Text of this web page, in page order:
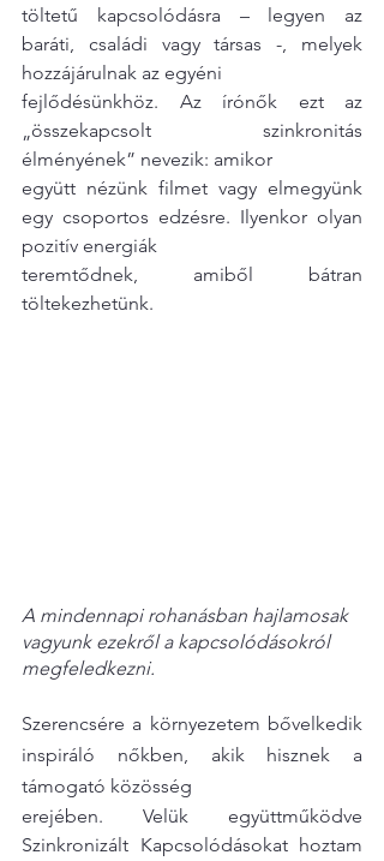
töltetű kapcsolódásra – legyen az
baráti, családi vagy társas -, melyek
hozzájárulnak az egyéni
fejlődésünkhöz. Az írónők ezt az
„összekapcsolt szinkronitás
élményének” nevezik: amikor
együtt nézünk filmet vagy elmegyünk
egy csoportos edzésre. Ilyenkor olyan
pozitív energiák
teremtődnek, amiből bátran
töltekezhetünk.
A mindennapi rohanásban hajlamosak
vagyunk ezekről a kapcsolódásokról
megfeledkezni.
Szerencsére a környezetem bővelkedik
inspiráló nőkben, akik hisznek a
támogató közösség
erejében. Velük együttműködve
Szinkronizált Kapcsolódásokat hoztam